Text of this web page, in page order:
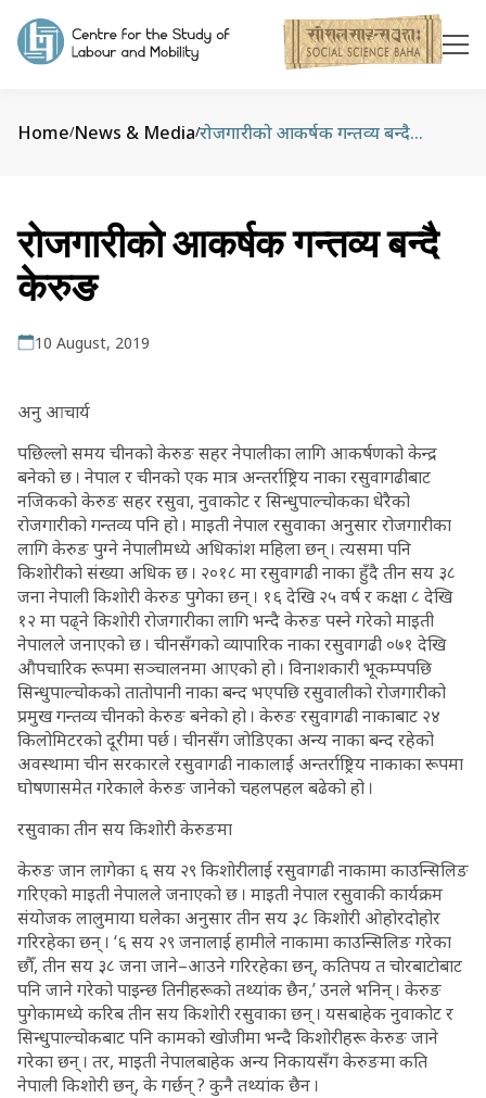
Home/News & Media/ रोजगारीको आकर्षक गन्तव्य बन्दै केरुङ
रोजगारीको आकर्षक गन्तव्य बन्दै
केरुङ
10 August, 2019
अनु आचार्य
पछिल्लो समय चीनको केरुङ सहर नेपालीका लागि आकर्षणको केन्द्र
बनेको छ । नेपाल र चीनको एक मात्र अन्तर्राष्ट्रिय नाका रसुवागढीबाट
नजिकको केरुङ सहर रसुवा, नुवाकोट र सिन्धुपाल्चोकका धेरैको
रोजगारीको गन्तव्य पनि हो । माइती नेपाल रसुवाका अनुसार रोजगारीका
लागि केरुङ पुग्ने नेपालीमध्ये अधिकांश महिला छन् । त्यसमा पनि
किशोरीको संख्या अधिक छ । २०१८ मा रसुवागढी नाका हुँदै तीन सय ३८
जना नेपाली किशोरी केरुङ पुगेका छन् । १६ देखि २५ वर्ष र कक्षा ८ देखि
१२ मा पढ्ने किशोरी रोजगारीका लागि भन्दै केरुङ पस्ने गरेको माइती
नेपालले जनाएको छ । चीनसँगको व्यापारिक नाका रसुवागढी ०७१ देखि
औपचारिक रूपमा सञ्चालनमा आएको हो । विनाशकारी भूकम्पपछि
सिन्धुपाल्चोकको तातोपानी नाका बन्द भएपछि रसुवालीको रोजगारीको
प्रमुख गन्तव्य चीनको केरुङ बनेको हो । केरुङ रसुवागढी नाकाबाट २४
किलोमिटरको दूरीमा पर्छ । चीनसँग जोडिएका अन्य नाका बन्द रहेको
अवस्थामा चीन सरकारले रसुवागढी नाकालाई अन्तर्राष्ट्रिय नाकाका रूपमा
घोषणासमेत गरेकाले केरुङ जानेको चहलपहल बढेको हो ।
रसुवाका तीन सय किशोरी केरुङमा
केरुङ जान लागेका ६ सय २९ किशोरीलाई रसुवागढी नाकामा काउन्सिलिङ
गरिएको माइती नेपालले जनाएको छ । माइती नेपाल रसुवाकी कार्यक्रम
संयोजक लालुमाया घलेका अनुसार तीन सय ३८ किशोरी ओहोरदोहोर
गरिरहेका छन् । ‘६ सय २९ जनालाई हामीले नाकामा काउन्सिलिङ गरेका
छौँ, तीन सय ३८ जना जाने–आउने गरिरहेका छन्, कतिपय त चोरबाटोबाट
पनि जाने गरेको पाइन्छ तिनीहरूको तथ्यांक छैन,’ उनले भनिन् । केरुङ
पुगेकामध्ये करिब तीन सय किशोरी रसुवाका छन् । यसबाहेक नुवाकोट र
सिन्धुपाल्चोकबाट पनि कामको खोजीमा भन्दै किशोरीहरू केरुङ जाने
गरेका छन् । तर, माइती नेपालबाहेक अन्य निकायसँग केरुङमा कति
नेपाली किशोरी छन्, के गर्छन् ? कुनै तथ्यांक छैन ।